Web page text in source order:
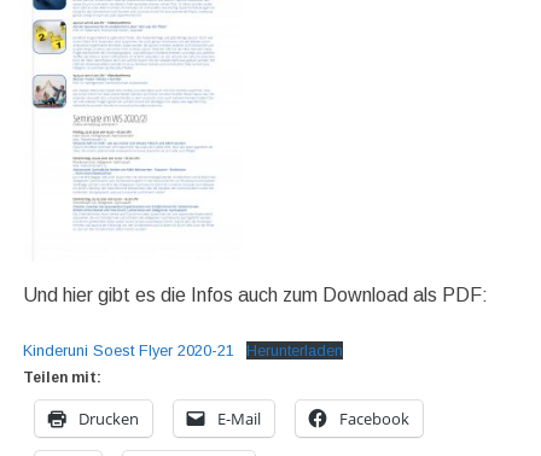
Und hier gibt es die Infos auch zum Download als PDF:
Kinderuni Soest Flyer 2020-21 Herunterladen
Teilen mit:
Drucken E-Mail Facebook